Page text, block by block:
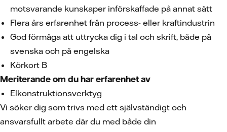
motsvarande kunskaper införskaffade på annat sätt
Flera års erfarenhet från process- eller kraftindustrin
God förmåga att uttrycka dig i tal och skrift, både på
svenska och på engelska
Körkort B
Meriterande om du har erfarenhet av
Elkonstruktionsverktyg
Vi söker dig som trivs med ett självständigt och
ansvarsfullt arbete där du med både din